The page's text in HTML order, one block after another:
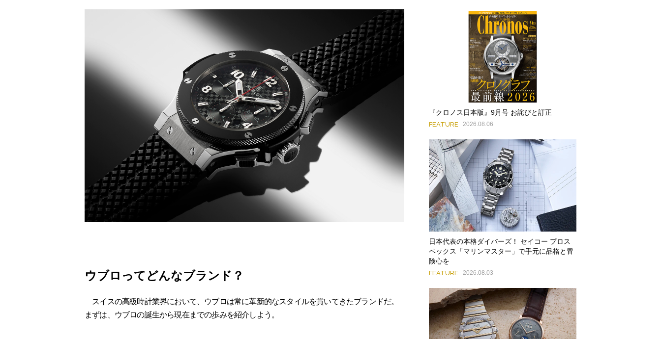
ウブロってどんなブランド？
スイスの高級時計業界において、ウブロは常に革新的なスタイルを貫いてきたブランドだ。
まずは、ウブロの誕生から現在までの歩みを紹介しよう。
『クロノス日本版』9月号 お詫びと訂正
FEATURE 2026.08.06
日本代表の本格ダイバーズ！ セイコー プロス
ペックス「マリンマスター」で手元に品格と冒
険心を
FEATURE 2026.08.03